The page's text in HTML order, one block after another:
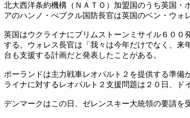
北大西洋条約機構（ＮＡＴＯ）加盟国のうち英国
アのハンノ・ぺブクル国防長官は英国のベン・ウォ
英国はウクライナにブリムストーンミサイル６０
する。ウォレス長官は「我々は今年だけでなく、来
台も支援する計画だと発表したことがある。
ポーランドは主力戦車レオパルト２を提供する準
ライナに対するレオパルト２支援問題は２０日、ド
デンマークはこの日、ゼレンスキー大統領の要請を